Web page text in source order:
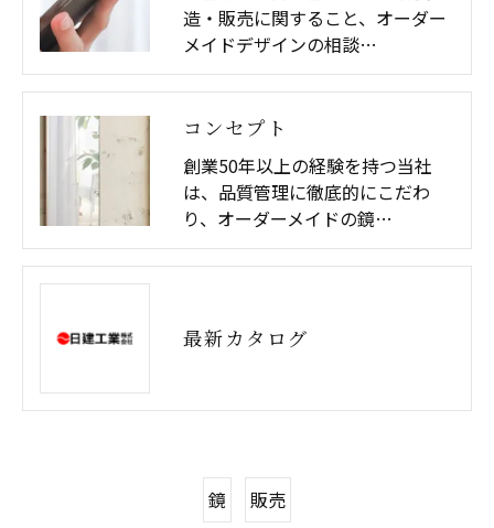
造・販売に関すること、オーダー
メイドデザインの相談…
コンセプト
創業50年以上の経験を持つ当社
は、品質管理に徹底的にこだわ
り、オーダーメイドの鏡…
最新カタログ
鏡 販売